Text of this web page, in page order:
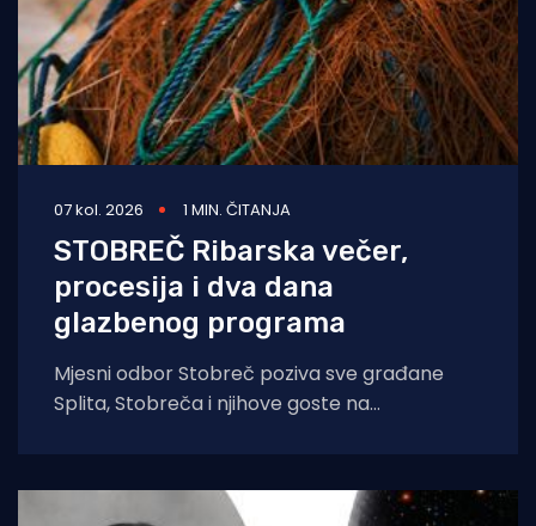
07 kol. 2026 1 MIN. ČITANJA
STOBREČ Ribarska večer,
procesija i dva dana
glazbenog programa
Mjesni odbor Stobreč poziva sve građane
Splita, Stobreča i njihove goste na